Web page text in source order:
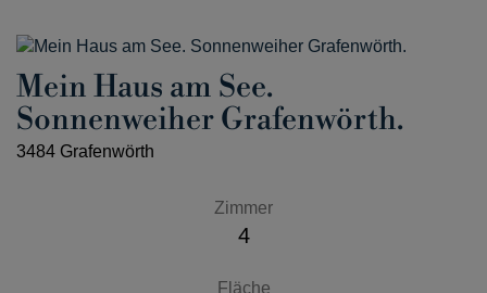
Mein Haus am See.
Sonnenweiher Grafenwörth.
3484 Grafenwörth
Zimmer
4
Fläche